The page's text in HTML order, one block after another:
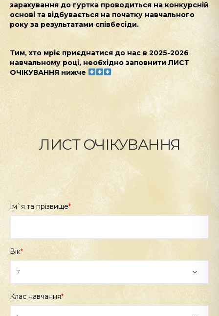
зарахування до гуртка проводиться на конкурсній
основі та відбувається на початку навчального
року за результатами співбесіди.
Тим, хто мріє приєднатися до нас в 2025-2026
навчальному році, необхідно заповнити ЛИСТ
ОЧІКУВАННЯ нижче
ЛИСТ ОЧІКУВАННЯ
Ім`я та прізвище*
Вік*
Клас навчання*